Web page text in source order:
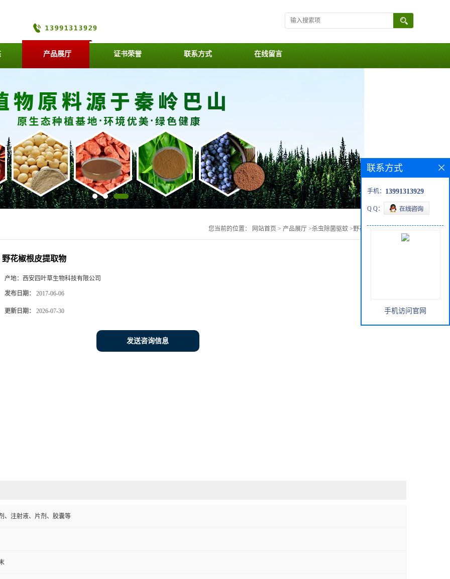
产品展厅 证书荣誉 联系方式 在线留言
您当前的位置： 网站首页 > 产品展厅 >杀虫除菌驱蚊 >野花椒根皮提取物
野花椒根皮提取物
产地： 西安四叶草生物科技有限公司
发布日期： 2017-06-06
更新日期： 2026-07-30
发送咨询信息
、注射液、片剂、胶囊等
联系方式
手机： 13991313929
Q Q：
手机访问官网